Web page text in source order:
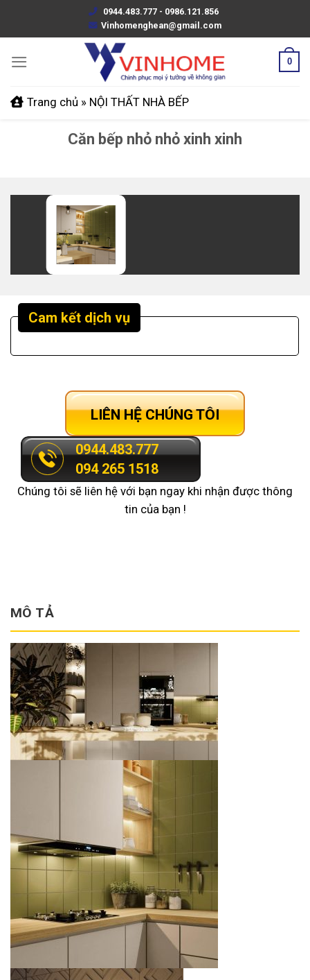
0944.483.777 - 0986.121.856
Vinhomenghean@gmail.com
0
Trang chủ » NỘI THẤT NHÀ BẾP
Căn bếp nhỏ nhỏ xinh xinh
Cam kết dịch vụ
LIÊN HỆ CHÚNG TÔI
0944.483.777
094 265 1518
Chúng tôi sẽ liên hệ với bạn ngay khi nhận được thông
tin của bạn !
MÔ TẢ